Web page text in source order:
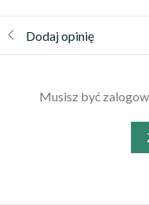
Dodaj opinię
Musisz być